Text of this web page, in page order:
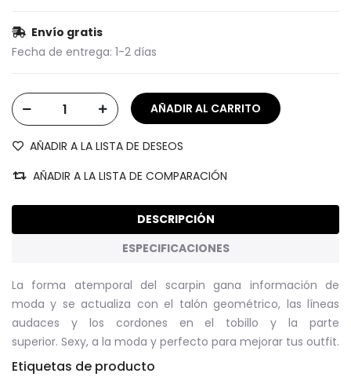
Envío gratis
Fecha de entrega: 1-2 días
AÑADIR A LA LISTA DE DESEOS
AÑADIR A LA LISTA DE COMPARACIÓN
DESCRIPCIÓN
ESPECIFICACIONES
La forma atemporal del scarpin gana información de
moda y se actualiza con el talón geométrico, las líneas
audaces y los cordones en el tobillo y la parte
superior. Sexy, a la moda y perfecto para mejorar tus outfit.
Etiquetas de producto